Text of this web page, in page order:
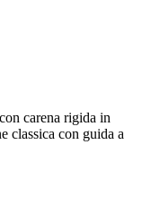
carena rigida in
classica con guida a